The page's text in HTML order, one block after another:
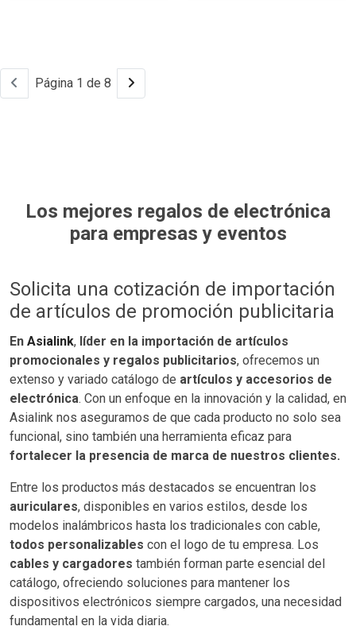
Página 1 de 8
Los mejores regalos de electrónica
para empresas y eventos
Solicita una cotización de importación
de artículos de promoción publicitaria
En Asialink, líder en la importación de artículos
promocionales y regalos publicitarios, ofrecemos un
extenso y variado catálogo de artículos y accesorios de
electrónica. Con un enfoque en la innovación y la calidad, en
Asialink nos aseguramos de que cada producto no solo sea
funcional, sino también una herramienta eficaz para
fortalecer la presencia de marca de nuestros clientes.
Entre los productos más destacados se encuentran los
auriculares, disponibles en varios estilos, desde los
modelos inalámbricos hasta los tradicionales con cable,
todos personalizables con el logo de tu empresa. Los
cables y cargadores también forman parte esencial del
catálogo, ofreciendo soluciones para mantener los
dispositivos electrónicos siempre cargados, una necesidad
fundamental en la vida diaria.